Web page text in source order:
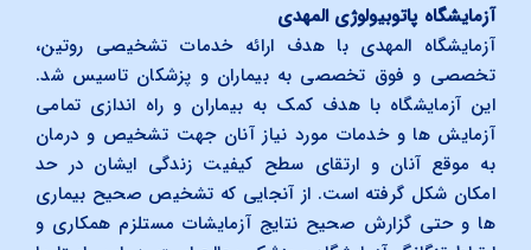
آزمایشگاه پاتوبیولوژی المهدی
آزمایشگاه المهدی با هدف ارائه خدمات تشخیصی روتین،
تخصصی و فوق تخصصی به بیماران و پزشکان تاسیس شد.
این آزمایشگاه با هدف کمک به بیماران و راه اندازی تمامی
آزمایش ها و خدمات مورد نیاز آنان جهت تشخیص و درمان
به موقع آنان و ارتقای سطح کیفیت زندگی ایشان در حد
امکان شکل گرفته است. از آنجایی که تشخیص صحیح بیماری
ها و حتی گزارش صحیح نتایج آزمایشات مستلزم همکاری و